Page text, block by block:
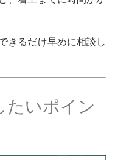
きるだけ早めに相談し
たいポイン